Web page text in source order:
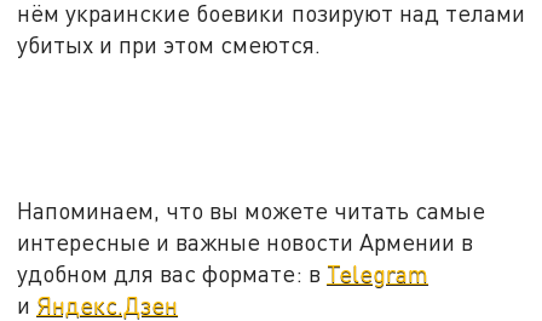
нём украинские боевики позируют над телами
убитых и при этом смеются.
Напоминаем, что вы можете читать самые
интересные и важные новости Армении в
удобном для вас формате: в Telegram
и Яндекс.Дзен